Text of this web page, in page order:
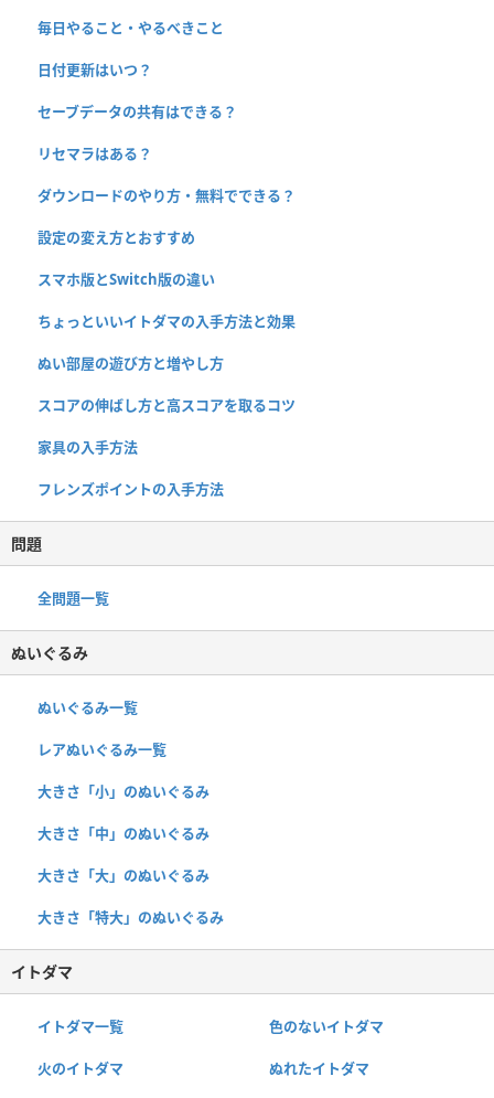
毎日やること・やるべきこと
日付更新はいつ？
セーブデータの共有はできる？
リセマラはある？
ダウンロードのやり方・無料でできる？
設定の変え方とおすすめ
スマホ版とSwitch版の違い
ちょっといいイトダマの入手方法と効果
ぬい部屋の遊び方と増やし方
スコアの伸ばし方と高スコアを取るコツ
家具の入手方法
フレンズポイントの入手方法
問題
全問題一覧
ぬいぐるみ
ぬいぐるみ一覧
レアぬいぐるみ一覧
大きさ「小」のぬいぐるみ
大きさ「中」のぬいぐるみ
大きさ「大」のぬいぐるみ
大きさ「特大」のぬいぐるみ
イトダマ
イトダマ一覧 色のないイトダマ
火のイトダマ ぬれたイトダマ